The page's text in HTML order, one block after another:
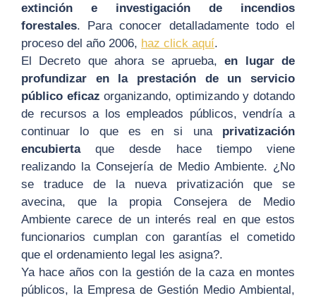
extinción e investigación de incendios
forestales. Para conocer detalladamente todo el
proceso del año 2006, haz click aquí.
El Decreto que ahora se aprueba,en lugar de
profundizar en la prestación de un servicio
público eficazorganizando, optimizando y dotando
de recursos a los empleados públicos, vendría a
continuar lo que es en si una privatización
encubiertaque desde hace tiempo viene
realizando la Consejería de Medio Ambiente. ¿No
se traduce de la nueva privatización que se
avecina, que la propia Consejera de Medio
Ambiente carece de un interés real en que estos
funcionarios cumplan con garantías el cometido
que el ordenamiento legal les asigna?.
Ya hace años con la gestión de la caza en montes
públicos, la Empresa de Gestión Medio Ambiental,